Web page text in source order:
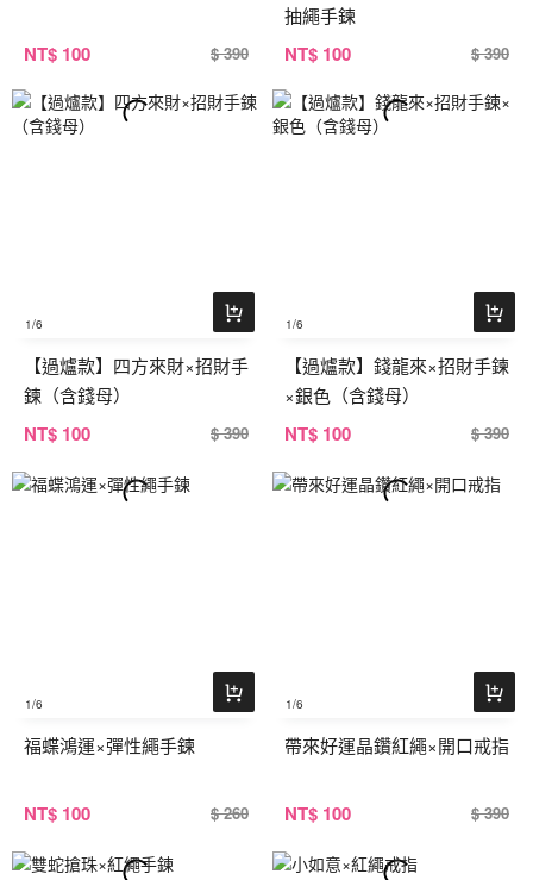
NT$ 100 $ 390
抽繩手鍊
NT$ 100 $ 390
1/6
【過爐款】四方來財×招財手
鍊（含錢母）
NT$ 100 $ 390
1/6
【過爐款】錢龍來×招財手鍊
×銀色（含錢母）
NT$ 100 $ 390
1/6
福蝶鴻運×彈性繩手鍊
NT$ 100 $ 260
1/6
帶來好運晶鑽紅繩×開口戒指
NT$ 100 $ 390